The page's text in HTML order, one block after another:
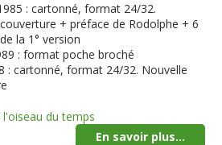
: cartonné, format 24/32.
+ préface de Rodolphe + 6
la 1° version
: format poche broché
: cartonné, format 24/32. Nouvelle
du temps
En savoir plus...